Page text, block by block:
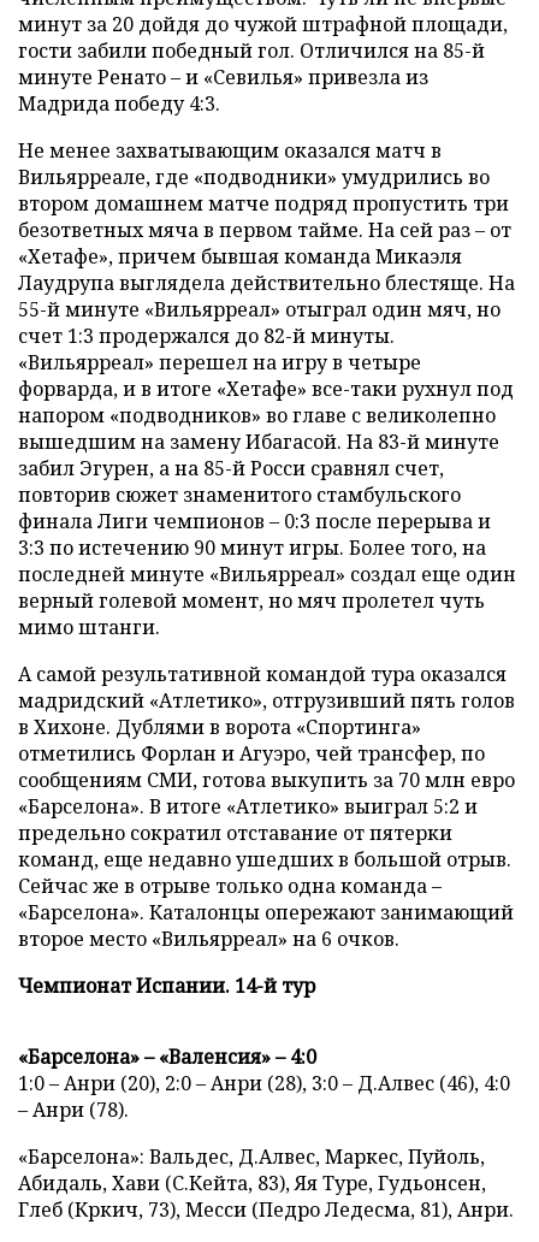
минут за 20 дойдя до чужой штрафной площади,
гости забили победный гол. Отличился на 85-й
минуте Ренато – и «Севилья» привезла из
Мадрида победу 4:3.
Не менее захватывающим оказался матч в
Вильярреале, где «подводники» умудрились во
втором домашнем матче подряд пропустить три
безответных мяча в первом тайме. На сей раз – от
«Хетафе», причем бывшая команда Микаэля
Лаудрупа выглядела действительно блестяще. На
55-й минуте «Вильярреал» отыграл один мяч, но
счет 1:3 продержался до 82-й минуты.
«Вильярреал» перешел на игру в четыре
форварда, и в итоге «Хетафе» все-таки рухнул под
напором «подводников» во главе с великолепно
вышедшим на замену Ибагасой. На 83-й минуте
забил Эгурен, а на 85-й Росси сравнял счет,
повторив сюжет знаменитого стамбульского
финала Лиги чемпионов – 0:3 после перерыва и
3:3 по истечению 90 минут игры. Более того, на
последней минуте «Вильярреал» создал еще один
верный голевой момент, но мяч пролетел чуть
мимо штанги.
А самой результативной командой тура оказался
мадридский «Атлетико», отгрузивший пять голов
в Хихоне. Дублями в ворота «Спортинга»
отметились Форлан и Агуэро, чей трансфер, по
сообщениям СМИ, готова выкупить за 70 млн евро
«Барселона». В итоге «Атлетико» выиграл 5:2 и
предельно сократил отставание от пятерки
команд, еще недавно ушедших в большой отрыв.
Сейчас же в отрыве только одна команда –
«Барселона». Каталонцы опережают занимающий
второе место «Вильярреал» на 6 очков.
Чемпионат Испании. 14-й тур
«Барселона» – «Валенсия» – 4:0
1:0 – Анри (20), 2:0 – Анри (28), 3:0 – Д.Алвес (46), 4:0
– Анри (78).
«Барселона»: Вальдес, Д.Алвес, Маркес, Пуйоль,
Абидаль, Хави (С.Кейта, 83), Яя Туре, Гудьонсен,
Глеб (Кркич, 73), Месси (Педро Ледесма, 81), Анри.